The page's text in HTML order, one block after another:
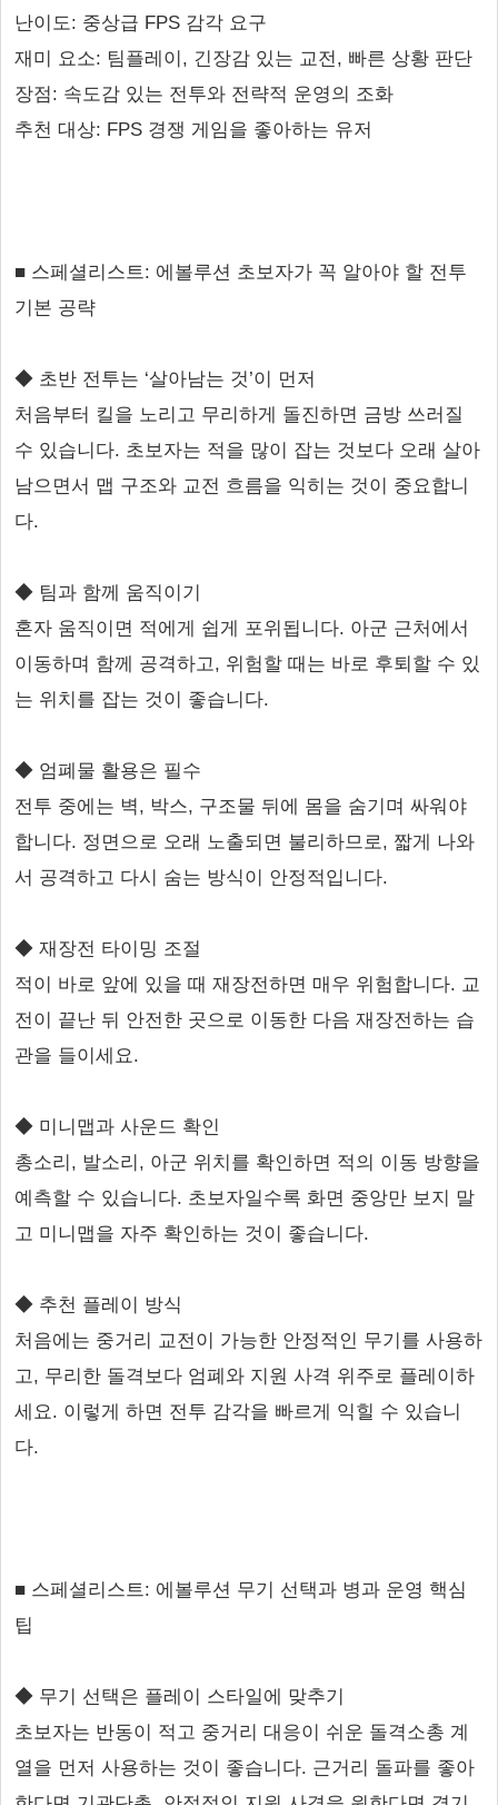
난이도: 중상급 FPS 감각 요구
재미 요소: 팀플레이, 긴장감 있는 교전, 빠른 상황 판단
장점: 속도감 있는 전투와 전략적 운영의 조화
추천 대상: FPS 경쟁 게임을 좋아하는 유저
■ 스페셜리스트: 에볼루션 초보자가 꼭 알아야 할 전투
기본 공략
◆ 초반 전투는 ‘살아남는 것’이 먼저
처음부터 킬을 노리고 무리하게 돌진하면 금방 쓰러질
수 있습니다. 초보자는 적을 많이 잡는 것보다 오래 살아
남으면서 맵 구조와 교전 흐름을 익히는 것이 중요합니
다.
◆ 팀과 함께 움직이기
혼자 움직이면 적에게 쉽게 포위됩니다. 아군 근처에서
이동하며 함께 공격하고, 위험할 때는 바로 후퇴할 수 있
는 위치를 잡는 것이 좋습니다.
◆ 엄폐물 활용은 필수
전투 중에는 벽, 박스, 구조물 뒤에 몸을 숨기며 싸워야
합니다. 정면으로 오래 노출되면 불리하므로, 짧게 나와
서 공격하고 다시 숨는 방식이 안정적입니다.
◆ 재장전 타이밍 조절
적이 바로 앞에 있을 때 재장전하면 매우 위험합니다. 교
전이 끝난 뒤 안전한 곳으로 이동한 다음 재장전하는 습
관을 들이세요.
◆ 미니맵과 사운드 확인
총소리, 발소리, 아군 위치를 확인하면 적의 이동 방향을
예측할 수 있습니다. 초보자일수록 화면 중앙만 보지 말
고 미니맵을 자주 확인하는 것이 좋습니다.
◆ 추천 플레이 방식
처음에는 중거리 교전이 가능한 안정적인 무기를 사용하
고, 무리한 돌격보다 엄폐와 지원 사격 위주로 플레이하
세요. 이렇게 하면 전투 감각을 빠르게 익힐 수 있습니
다.
■ 스페셜리스트: 에볼루션 무기 선택과 병과 운영 핵심
팁
◆ 무기 선택은 플레이 스타일에 맞추기
초보자는 반동이 적고 중거리 대응이 쉬운 돌격소총 계
열을 먼저 사용하는 것이 좋습니다. 근거리 돌파를 좋아